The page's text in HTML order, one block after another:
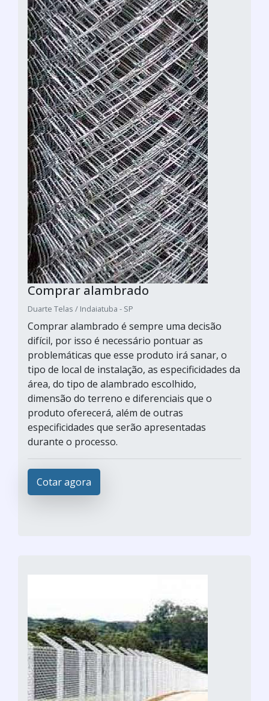
Comprar alambrado
Duarte Telas / Indaiatuba - SP
Comprar alambrado é sempre uma decisão
difícil, por isso é necessário pontuar as
problemáticas que esse produto irá sanar, o
tipo de local de instalação, as especificidades da
área, do tipo de alambrado escolhido,
dimensão do terreno e diferenciais que o
produto oferecerá, além de outras
especificidades que serão apresentadas
durante o processo.
Cotar agora